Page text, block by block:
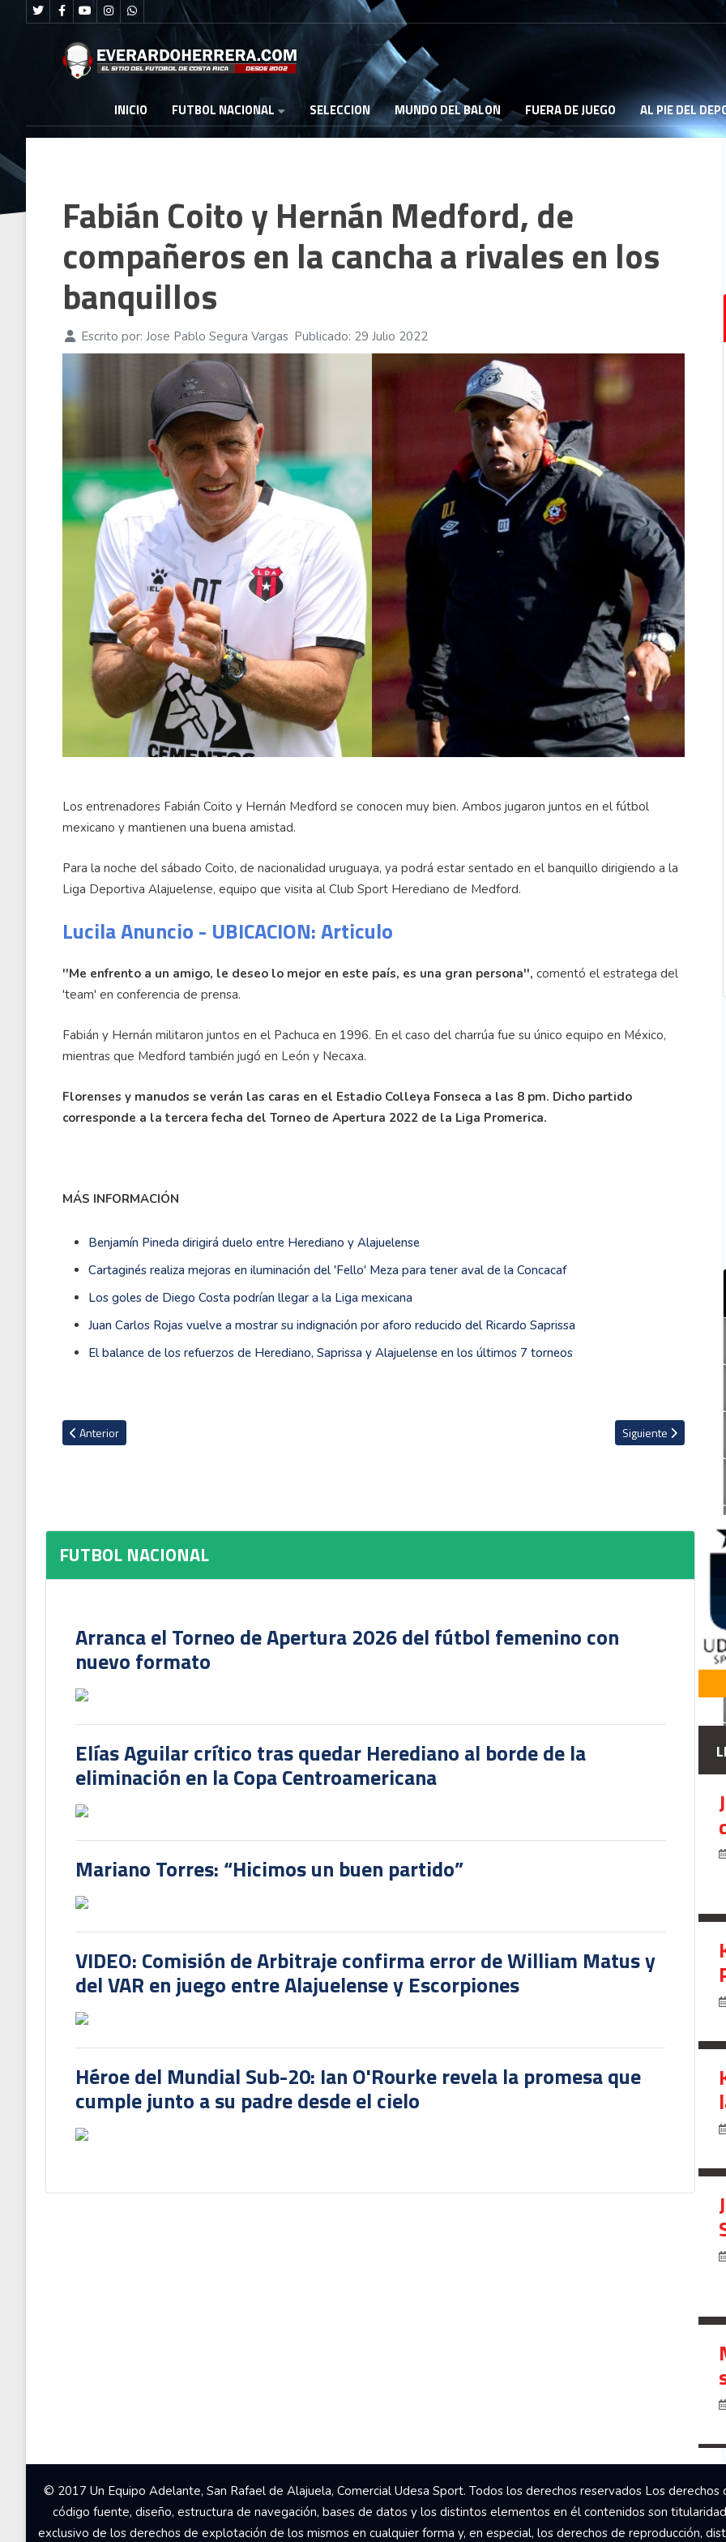
INICIO FUTBOL NACIONAL SELECCION MUNDO DEL BALON FUERA DE JUEGO AL PIE DEL
Fabián Coito y Hernán Medford, de
compañeros en la cancha a rivales en los
banquillos
Escrito por: Jose Pablo Segura Vargas Publicado: 29 Julio 2022
Los entrenadores Fabián Coito y Hernán Medford se conocen muy bien. Ambos jugaron juntos en el fútbol
mexicano y mantienen una buena amistad.
Para la noche del sábado Coito, de nacionalidad uruguaya, ya podrá estar sentado en el banquillo dirigiendo a la
Liga Deportiva Alajuelense, equipo que visita al Club Sport Herediano de Medford.
Lucila Anuncio - UBICACION: Articulo
''Me enfrento a un amigo, le deseo lo mejor en este país, es una gran persona'', comentó el estratega del
'team' en conferencia de prensa.
Fabián y Hernán militaron juntos en el Pachuca en 1996. En el caso del charrúa fue su único equipo en México,
mientras que Medford también jugó en León y Necaxa.
Florenses y manudos se verán las caras en el Estadio Colleya Fonseca a las 8 pm. Dicho partido
corresponde a la tercera fecha del Torneo de Apertura 2022 de la Liga Promerica.
MÁS INFORMACIÓN
Benjamín Pineda dirigirá duelo entre Herediano y Alajuelense
Cartaginés realiza mejoras en iluminación del 'Fello' Meza para tener aval de la Concacaf
Los goles de Diego Costa podrían llegar a la Liga mexicana
Juan Carlos Rojas vuelve a mostrar su indignación por aforo reducido del Ricardo Saprissa
El balance de los refuerzos de Herediano, Saprissa y Alajuelense en los últimos 7 torneos
Artículo anterior: Marco Ureña ya se encuentra en Costa Rica para unirse a Cartaginés
Anterior Artículo siguiente:
Siguiente
FUTBOL NACIONAL
Arranca el Torneo de Apertura 2026 del fútbol femenino con
nuevo formato
Elías Aguilar crítico tras quedar Herediano al borde de la
eliminación en la Copa Centroamericana
Mariano Torres: “Hicimos un buen partido”
VIDEO: Comisión de Arbitraje confirma error de William Matus y
del VAR en juego entre Alajuelense y Escorpiones
Héroe del Mundial Sub-20: Ian O'Rourke revela la promesa que
cumple junto a su padre desde el cielo
© 2017 Un Equipo Adelante, San Rafael de Alajuela, Comercial Udesa Sport. Todos los derechos reservados Los
código fuente, diseño, estructura de navegación, bases de datos y los distintos elementos en él contenidos son
exclusivo de los derechos de explotación de los mismos en cualquier forma y, en especial, los derechos de reproducción,